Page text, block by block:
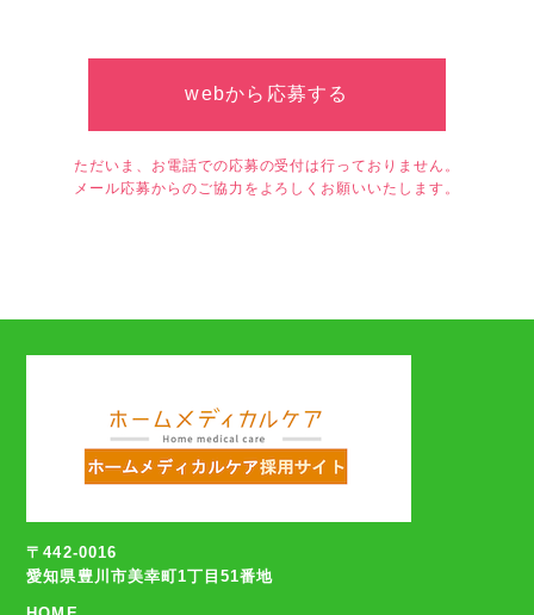
webから応募する
ただいま、お電話での応募の受付は行っておりません。
メール応募からのご協力をよろしくお願いいたします。
〒442-0016
愛知県豊川市美幸町1丁目51番地